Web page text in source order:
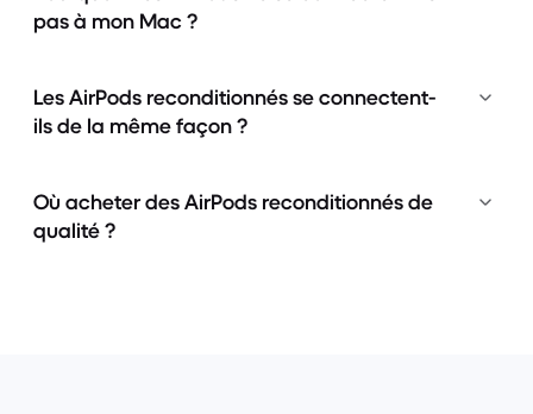
pas à mon Mac ?
Les AirPods reconditionnés se connectent-
ils de la même façon ?
Où acheter des AirPods reconditionnés de
qualité ?